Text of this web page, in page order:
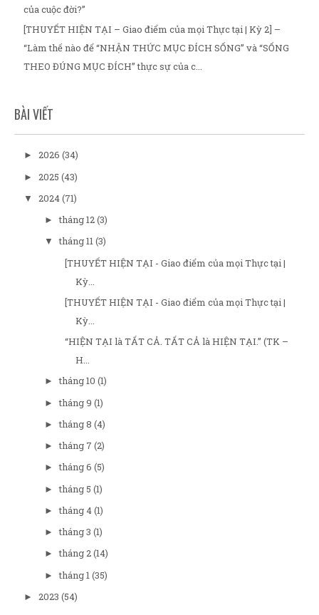
của cuộc đời?”
[THUYẾT HIỆN TẠI – Giao điểm của mọi Thực tại | Kỳ 2] –
“Làm thế nào để “NHẬN THỨC MỤC ĐÍCH SỐNG” và “SỐNG
THEO ĐÚNG MỤC ĐÍCH” thực sự của c...
BÀI VIẾT
► 2026 (34)
► 2025 (43)
▼ 2024(71)
►tháng 12(3)
▼tháng 11(3)
[THUYẾT HIỆN TẠI - Giao điểm của mọi Thực tại |
Kỳ...
[THUYẾT HIỆN TẠI - Giao điểm của mọi Thực tại |
Kỳ...
“HIỆN TẠI là TẤT CẢ. TẤT CẢ là HIỆN TẠI.” (TK –
H...
►tháng 10 (1)
►tháng 9 (1)
►tháng 8 (4)
►tháng 7 (2)
►tháng 6 (5)
►tháng 5 (1)
►tháng 4(1)
►tháng 3 (1)
►tháng 2(14)
►tháng 1(35)
► 2023 (54)